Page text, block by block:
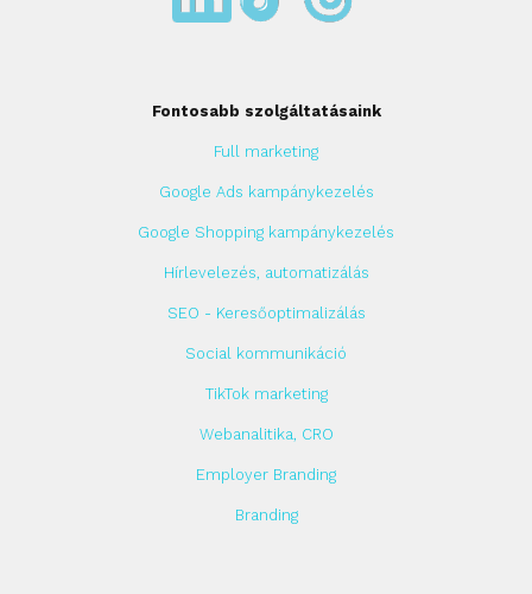
Fontosabb szolgáltatásaink
Full marketing
Google Ads kampánykezelés
Google Shopping kampánykezelés
Hírlevelezés, automatizálás
SEO - Keresőoptimalizálás
Social kommunikáció
TikTok marketing
Webanalitika, CRO
Employer Branding
Branding